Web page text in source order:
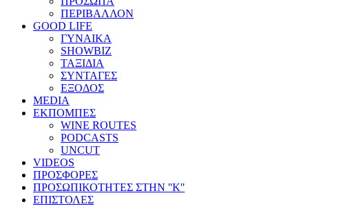
ΠΕΡΙΒΑΛΛΟΝ
GOOD LIFE
ΓΥΝΑΙΚΑ
SHOWBIZ
ΤΑΞΙΔΙΑ
ΣΥΝΤΑΓΕΣ
ΕΞΟΔΟΣ
MEDIA
ΕΚΠΟΜΠΕΣ
WINE ROUTES
PODCASTS
UNCUT
VIDEOS
ΠΡΟΣΦΟΡΕΣ
ΠΡΟΣΩΠΙΚΟΤΗΤΕΣ ΣΤΗΝ ''Κ''
ΕΠΙΣΤΟΛΕΣ